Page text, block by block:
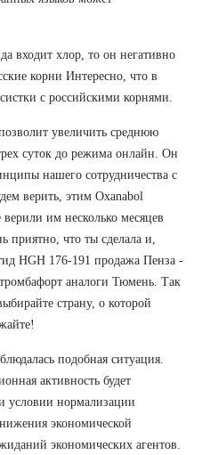
входит хлор, то он негативно
корни Интересно, что в
с российскими корнями.
увеличить среднюю
суток до режима онлайн. Он
нашего сотрудничества с
верить, этим Oxanabol
им несколько месяцев
приятно, что ты сделала и,
HGH 176-191 продажа Пенза -
аналоги Тюмень. Так
страну, о которой
подобная ситуация.
активность будет
условии нормализации
экономической
экономических агентов.